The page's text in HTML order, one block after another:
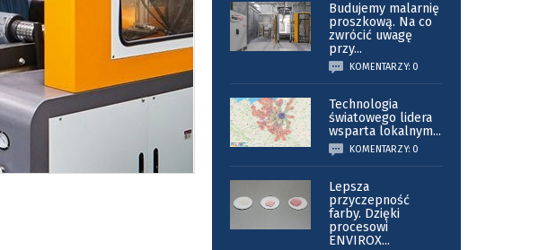
Budujemy malarnię
proszkową. Na co
zwrócić uwagę
przy...
KOMENTARZY: 0
Technologia
światowego lidera
wsparta lokalnym...
KOMENTARZY: 0
Lepsza
przyczepność
farby. Dzięki
procesowi
ENVIROX...